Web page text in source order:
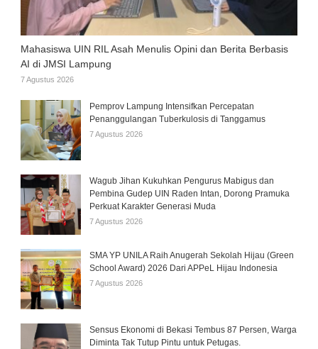
Mahasiswa UIN RIL Asah Menulis Opini dan Berita Berbasis
AI di JMSI Lampung
7 Agustus 2026
Pemprov Lampung Intensifkan Percepatan
Penanggulangan Tuberkulosis di Tanggamus
7 Agustus 2026
Wagub Jihan Kukuhkan Pengurus Mabigus dan
Pembina Gudep UIN Raden Intan, Dorong Pramuka
Perkuat Karakter Generasi Muda
7 Agustus 2026
SMA YP UNILA Raih Anugerah Sekolah Hijau (Green
School Award) 2026 Dari APPeL Hijau Indonesia
7 Agustus 2026
Sensus Ekonomi di Bekasi Tembus 87 Persen, Warga
Diminta Tak Tutup Pintu untuk Petugas.